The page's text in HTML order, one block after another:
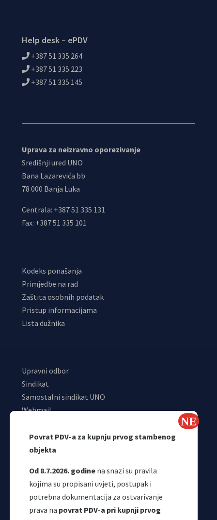
Povrat PDV-a za kupnju prvog stambenog
objekta
Od 8.7.2026. godine na snazi su pravila
kojima su propisani uvjeti, postupak i
potrebna dokumentacija za ostvarivanje
prava na povrat PDV-a pri kupnji prvog
Help desk – ePDV
+387 51 335 264
+387 51 335 223
+387 51 335 145
Uprava za neizravno oporezivanje
Središnji ured UNO
Bana Lazarevića bb
78 000 Banja Luka
Centrala: +387 51 335 131
Fax: +387 51 335 101
Kodeks ponašanja
Primjedbe na rad
Zaštita osobnih podatak
Pristup informacijama
Lista dužnika
Upravni odbor
Sindikat
Samostalni sindikat UNO
Webmail